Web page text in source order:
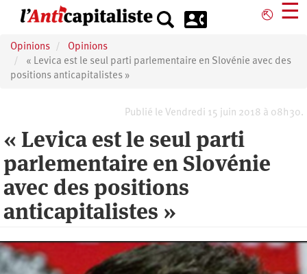
principal
⎋ ☰
Opinions
Opinions
« Levica est le seul parti parlementaire en Slovénie avec des
positions anticapitalistes »
Publié le Vendredi 15 juin 2018 à 08h30.
« Levica est le seul parti
parlementaire en Slovénie
avec des positions
anticapitalistes »